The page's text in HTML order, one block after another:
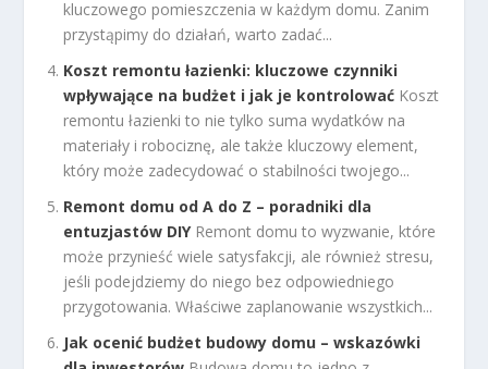
kluczowego pomieszczenia w każdym domu. Zanim
przystąpimy do działań, warto zadać...
Koszt remontu łazienki: kluczowe czynniki
wpływające na budżet i jak je kontrolować Koszt
remontu łazienki to nie tylko suma wydatków na
materiały i robociznę, ale także kluczowy element,
który może zadecydować o stabilności twojego...
Remont domu od A do Z – poradniki dla
entuzjastów DIY Remont domu to wyzwanie, które
może przynieść wiele satysfakcji, ale również stresu,
jeśli podejdziemy do niego bez odpowiedniego
przygotowania. Właściwe zaplanowanie wszystkich...
Jak ocenić budżet budowy domu – wskazówki